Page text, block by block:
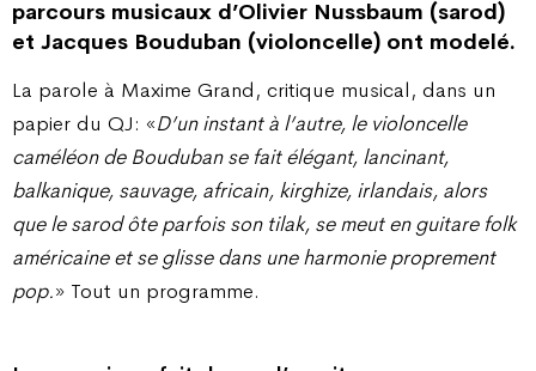
parcours musicaux d’Olivier Nussbaum (sarod)
et Jacques Bouduban (violoncelle) ont modelé.
La parole à Maxime Grand, critique musical, dans un
papier du QJ: «D’un instant à l’autre, le vio­loncelle
caméléon de Bouduban se fait élégant, lancinant,
balkanique, sauvage, africain, kirghize, irlandais, alors
que le sarod ôte parfois son tilak, se meut en guitare folk
américaine et se glisse dans une harmonie proprement
pop.» Tout un programme.